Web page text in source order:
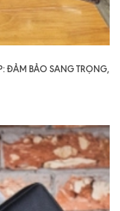
ĐẢM BẢO SANG TRỌNG,